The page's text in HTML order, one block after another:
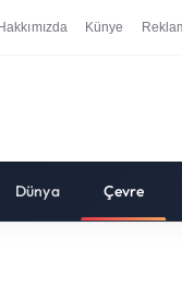
Künye
Dünya Çevre